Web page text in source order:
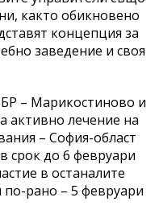
както обикновено
концепция за
заведение и своя
– Марикостиново и
активно лечение на
– София-област
срок до 6 февруари
в останалите
по-рано – 5 февруари